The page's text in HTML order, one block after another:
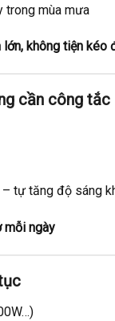
trong mùa mưa
không tiện kéo
cần công tắc
tự tăng độ sáng
mỗi ngày